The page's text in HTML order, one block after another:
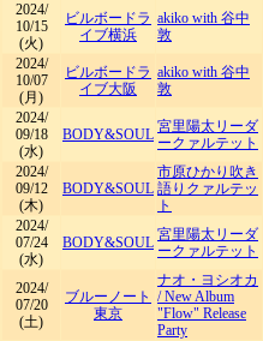
2024/
10/15
(火)
ビルボードラ
イブ横浜
akiko with 谷中
敦
2024/
10/07
(月)
ビルボードラ
イブ大阪
akiko with 谷中
敦
2024/
09/18
(水)
BODY&SOUL 宮里陽太リーダ
ークァルテット
2024/
09/12
(木)
BODY&SOUL
市原ひかり吹き
語りクァルテッ
ト
2024/
07/24
(水)
BODY&SOUL 宮里陽太リーダ
ークァルテット
2024/
07/20
(土)
ブルーノート
東京
ナオ・ヨシオカ
/New Album
"Flow" Release
Party